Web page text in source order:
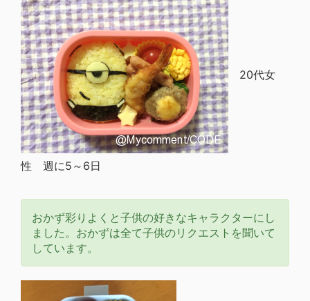
20代女
性 週に5～6日
おかず彩りよくと子供の好きなキャラクターにし
ました。おかずは全て子供のリクエストを聞いて
しています。